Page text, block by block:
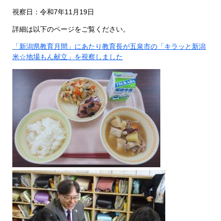
視察日：令和7年11月19日
詳細は以下のページをご覧ください。
「新潟県教育月間」にあたり教育長が五泉市の「キラッと新潟
米☆地場もん献立」を視察しました